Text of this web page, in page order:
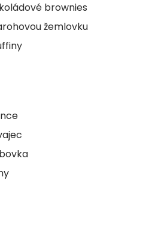
brownies
žemlovku